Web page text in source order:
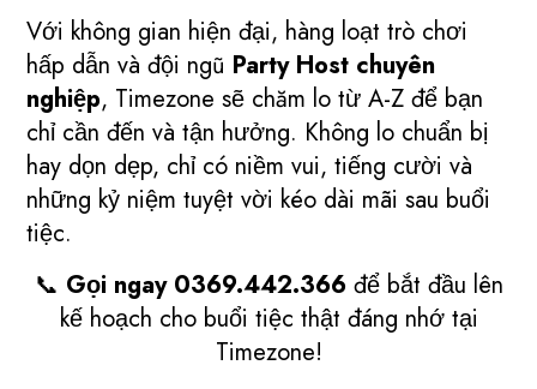
Với không gian hiện đại, hàng loạt trò chơi
hấp dẫn và đội ngũ Party Host chuyên
nghiệp, Timezone sẽ chăm lo từ A-Z để bạn
chỉ cần đến và tận hưởng. Không lo chuẩn bị
hay dọn dẹp, chỉ có niềm vui, tiếng cười và
những kỷ niệm tuyệt vời kéo dài mãi sau buổi
tiệc.
📞 Gọi ngay 0369.442.366 để bắt đầu lên
kế hoạch cho buổi tiệc thật đáng nhớ tại
Timezone!